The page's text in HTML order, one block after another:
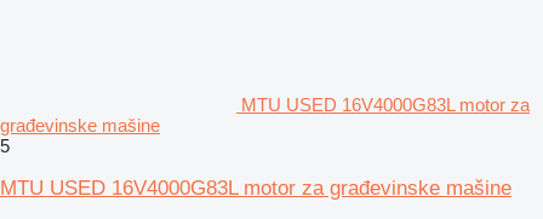
MTU USED 16V4000G83L motor za
građevinske mašine
5
MTU USED 16V4000G83L motor za građevinske mašine